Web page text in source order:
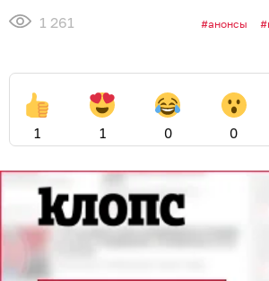
1 261 анонсы
1 1 0 0